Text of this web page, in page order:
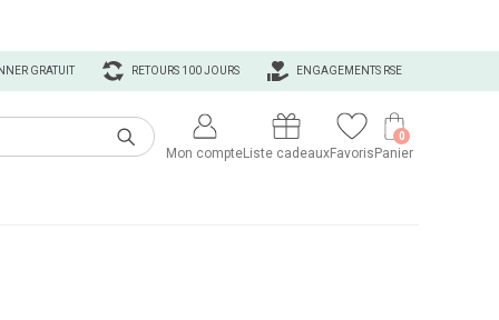
ENGAGEMENTS RSE
RETOURS 100 JOURS
GRATUIT
Mon compteListe cadeauxFavoris Panier
0